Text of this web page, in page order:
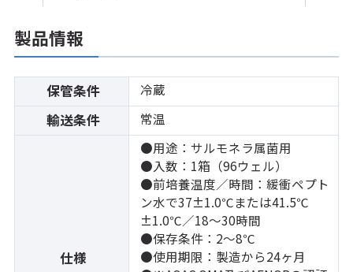
製品情報
保管条件 冷蔵
輸送条件 常温
仕様
●用途：サルモネラ属菌用
●入数：1箱（96ウェル）
●前培養温度／時間：緩衝ペプト
ン水で37±1.0℃または41.5℃
±1.0℃／18～30時間
●保存条件：2～8℃
●使用期限：製造から24ヶ月